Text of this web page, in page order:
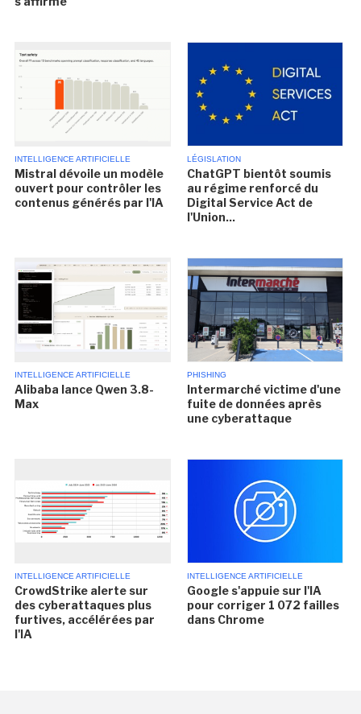
INTELLIGENCE ARTIFICIELLE
Mistral dévoile un modèle
ouvert pour contrôler les
contenus générés par l'IA
LÉGISLATION
ChatGPT bientôt soumis
au régime renforcé du
Digital Service Act de
l'Union...
INTELLIGENCE ARTIFICIELLE
Alibaba lance Qwen 3.8-
Max
PHISHING
Intermarché victime d'une
fuite de données après
une cyberattaque
INTELLIGENCE ARTIFICIELLE
CrowdStrike alerte sur
des cyberattaques plus
furtives, accélérées par
l'IA
INTELLIGENCE ARTIFICIELLE
Google s'appuie sur l'IA
pour corriger 1 072 failles
dans Chrome